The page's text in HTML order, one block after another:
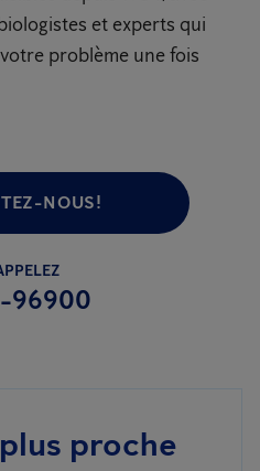
et experts qui
problème une fois
NOUS!
96900
proche